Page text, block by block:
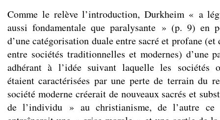
Comme le relève l’introduction, Durkheim « a
aussi fondamentale que paralysante » (p. 9) en
d’une catégorisation duale entre sacré et profane
entre sociétés traditionnelles et modernes) d’une
adhérant à l’idée suivant laquelle les sociétés
étaient caractérisées par une perte de terrain du
société moderne créerait de nouveaux sacrés et
de l’individu » au christianisme, de l’autre ce